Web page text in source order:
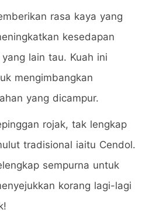
rasa kaya yang
kesedapan
lain tau. Kuah ini
mengimbangkan
yang dicampur.
rojak, tak lengkap
tradisional iaitu Cendol.
sempurna untuk
korang lagi-lagi